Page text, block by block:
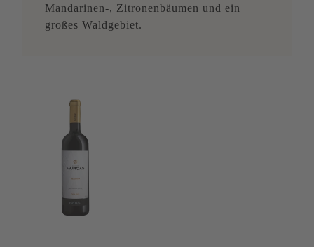
Mandarinen-, Zitronenbäumen und ein
großes Waldgebiet.